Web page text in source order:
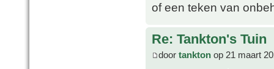
of een teken van
Re: Tankton's Tuin
door tankton op 21 maart